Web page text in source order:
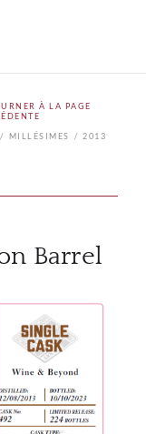
À LA PAGE
MILLÉSIMES 2013
Barrel